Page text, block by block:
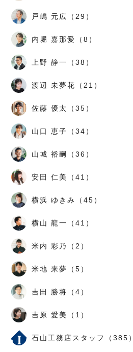
戸嶋 元広（29）
内堀 嘉那愛（8）
上野 静一（38）
渡辺 未夢花（21）
佐藤 優太（35）
山口 恵子（34）
山城 裕嗣（36）
安田 仁美（41）
横浜 ゆきみ（45）
横山 龍一（41）
米内 彩乃（2）
米地 来夢（5）
吉田 勝将（4）
吉原 愛美（1）
石山工務店スタッフ（385）